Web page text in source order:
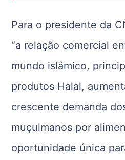
Para o presidente da
“a relação comercial
mundo islâmico,
produtos Halal,
crescente demanda
muçulmanos por
oportunidade única